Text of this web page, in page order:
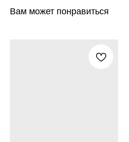
Вам может понравиться